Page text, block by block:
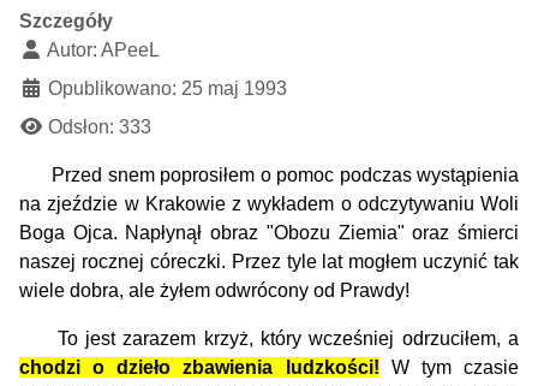
Szczegóły
Autor: APeeL
Opublikowano: 25 maj 1993
Odsłon: 333
Przed snem poprosiłem o pomoc podczas wystąpienia
na zjeździe w Krakowie z wykładem o odczytywaniu Woli
Boga Ojca. Napłynął obraz "Obozu Ziemia" oraz śmierci
naszej rocznej córeczki. Przez tyle lat mogłem uczynić tak
wiele dobra, ale żyłem odwrócony od Prawdy!
To jest zarazem krzyż, który wcześniej odrzuciłem, a
chodzi o dzieło zbawienia ludzkości! W tym czasie